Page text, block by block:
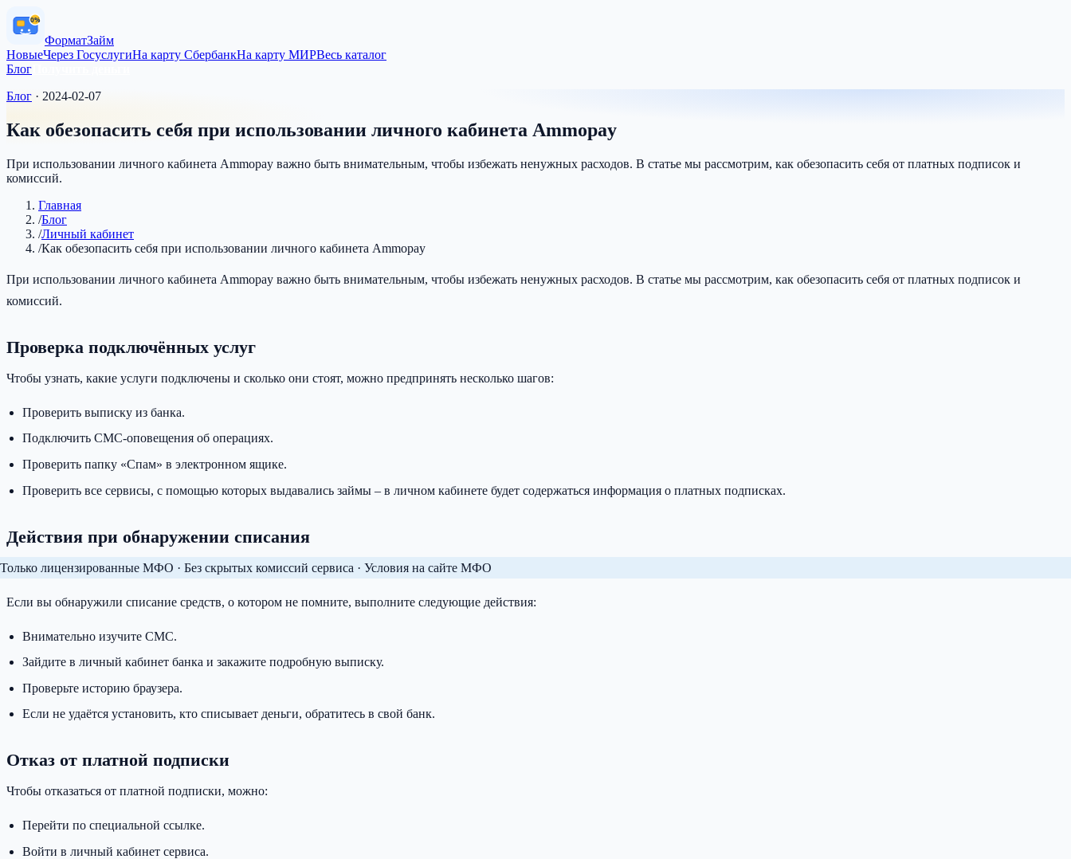
0%
ФорматЗайм
НовыеЧерез ГосуслугиНа карту СбербанкНа карту МИРВесь каталог
Блог
Блог · 2024-02-07
Как обезопасить себя при использовании личного кабинета Ammopay
При использовании личного кабинета Ammopay важно быть внимательным, чтобы избежать ненужных расходов. В статье мы рассмотрим, как обезопасить себя от платных подписок и
комиссий.
Главная
/Блог
/Личный кабинет
/Как обезопасить себя при использовании личного кабинета Ammopay
При использовании личного кабинета Ammopay важно быть внимательным, чтобы избежать ненужных расходов. В статье мы рассмотрим, как обезопасить себя от платных подписок и
комиссий.
Проверка подключённых услуг
Чтобы узнать, какие услуги подключены и сколько они стоят, можно предпринять несколько шагов:
Проверить выписку из банка.
Подключить СМС-оповещения об операциях.
Проверить папку «Спам» в электронном ящике.
Проверить все сервисы, с помощью которых выдавались займы – в личном кабинете будет содержаться информация о платных подписках.
Действия при обнаружении списания
Только лицензированные МФО · Без скрытых комиссий сервиса · Условия на сайте МФО
Если вы обнаружили списание средств, о котором не помните, выполните следующие действия:
Внимательно изучите СМС.
Зайдите в личный кабинет банка и закажите подробную выписку.
Проверьте историю браузера.
Если не удаётся установить, кто списывает деньги, обратитесь в свой банк.
Отказ от платной подписки
Чтобы отказаться от платной подписки, можно:
Перейти по специальной ссылке.
Войти в личный кабинет сервиса.